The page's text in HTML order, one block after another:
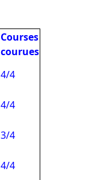
Courses
courues
4/4
4/4
3/4
4/4